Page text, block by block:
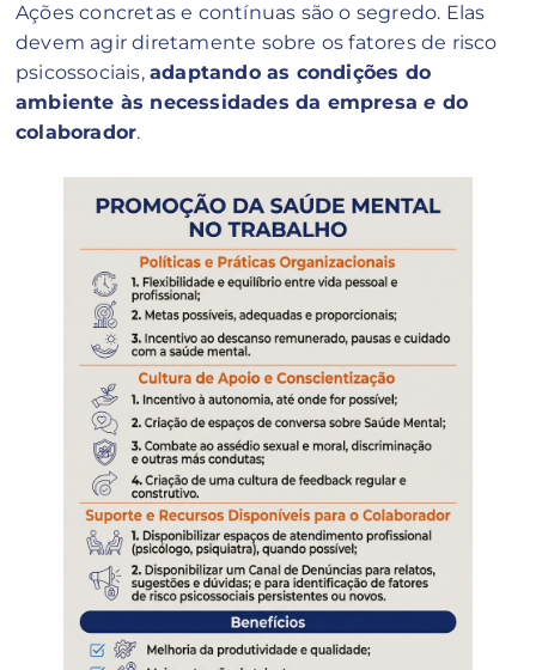
Ações concretas e contínuas são o segredo. Elas
devem agir diretamente sobre os fatores de risco
psicossociais, adaptando as condições do
ambiente às necessidades da empresae do
colaborador.